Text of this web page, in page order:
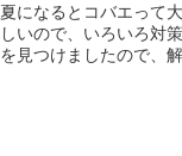
夏になるとコバエって
しいので、いろいろ対
を見つけましたので、